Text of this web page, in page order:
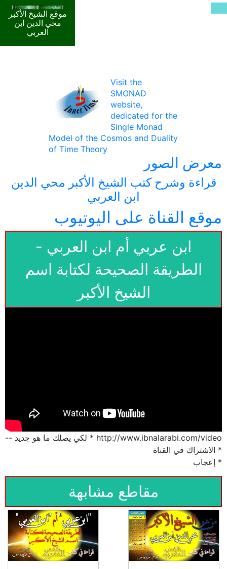
موقع الشيخ الأكبر
محي الدين ابن
العربي
Visit the
SMONAD
website,
dedicated for the
Single Monad
Model of the Cosmos and Duality
of Time Theory
معرض الصور
قراءة وشرح كتب الشيخ الأكبر محي الدين
ابن العربي
موقع القناة على اليوتيوب
ابن عربي أم ابن العربي -
الطريقة الصحيحة لكتابة اسم
الشيخ الأكبر
http://www.ibnalarabi.com/video * لكي يصلك ما هو جديد --
* الاشتراك في القناة
* إعجاب
مقاطع مشابهة